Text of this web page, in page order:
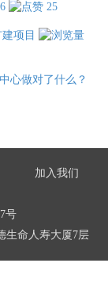
25
项目
心做对了什么？
加入我们
号
生命人寿大厦7层